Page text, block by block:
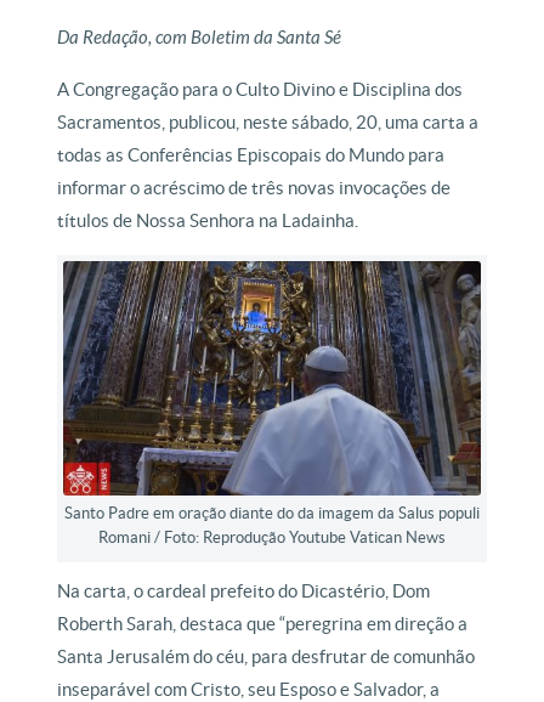
Da Redação, com Boletim da Santa Sé
A Congregação para o Culto Divino e Disciplina dos
Sacramentos, publicou, neste sábado, 20, uma carta a
todas as Conferências Episcopais do Mundo para
informar o acréscimo de três novas invocações de
títulos de Nossa Senhora na Ladainha.
Santo Padre em oração diante do da imagem da Salus populi
Romani / Foto: Reprodução Youtube Vatican News
Na carta, o cardeal prefeito do Dicastério, Dom
Roberth Sarah, destaca que “peregrina em direção a
Santa Jerusalém do céu, para desfrutar de comunhão
inseparável com Cristo, seu Esposo e Salvador, a